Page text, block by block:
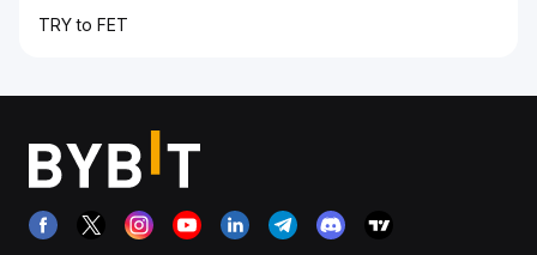
TRY to FET